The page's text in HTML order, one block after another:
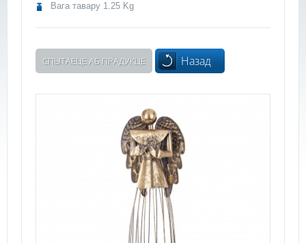
Вага тавару 1.25 Kg
СПЫТАЕЦЕ АБ ПРАДУКЦЕ Назад